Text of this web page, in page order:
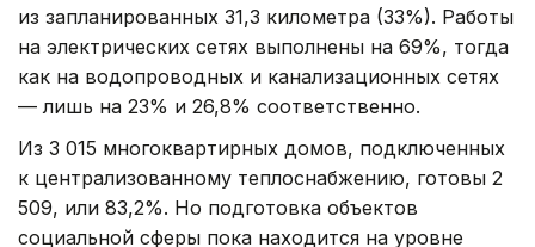
из запланированных 31,3 километра (33%). Работы
на электрических сетях выполнены на 69%, тогда
как на водопроводных и канализационных сетях
— лишь на 23% и 26,8% соответственно.
Из 3 015 многоквартирных домов, подключенных
к централизованному теплоснабжению, готовы 2
509, или 83,2%. Но подготовка объектов
социальной сферы пока находится на уровне